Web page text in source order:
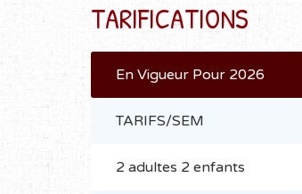
TARIFICATIONS
En Vigueur Pour 2026
TARIFS/SEM
2 adultes 2 enfants